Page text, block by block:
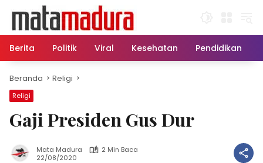
konten
Berita
Politik Viral Kesehatan Pendidikan
Beranda Religi
Religi
Gaji Presiden Gus Dur
Mata Madura
2 Min Baca
22/08/2020